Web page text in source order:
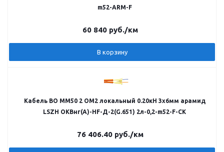
m52-ARM-F
60 840 руб./км
В корзину
Кабель ВО MM50 2 OM2 локальный 0.20кН 3х6мм арамид
LSZH ОКВнг(А)-HF-Д-2(G.651) 2л-0,2-m52-F-СК
76 406.40 руб./км